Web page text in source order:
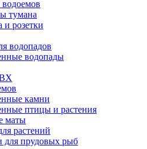
водоемов
тумана
и розетки
водопадов
водопады
камни
птицы и растения
маты
растений
прудовых рыб